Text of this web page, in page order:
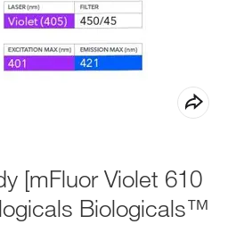
[mFluor Violet 610
Biologicals™